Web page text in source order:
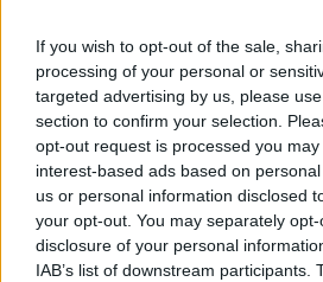
If you wish to opt-out of the sale,
processing of your personal or
targeted advertising by us, please
section to confirm your selection.
opt-out request is processed you
interest-based ads based on
us or personal information disclosed
your opt-out. You may separately
disclosure of your personal
IAB’s list of downstream participants.
Tető, ami évtizedeken át